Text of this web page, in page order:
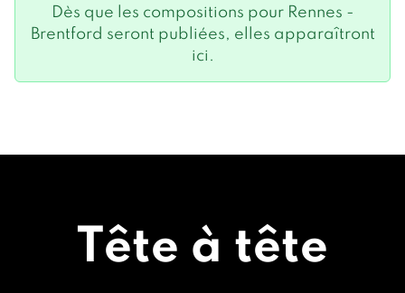
Dès que les compositions pour Rennes -
Brentford seront publiées, elles apparaîtront
ici.
Tête à tête